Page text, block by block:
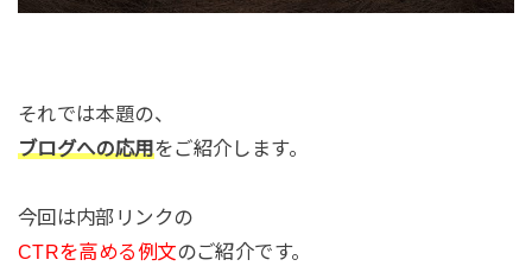
それでは本題の、
ブログへの応用をご紹介します。
今回は内部リンクの
CTRを高める例文のご紹介です。